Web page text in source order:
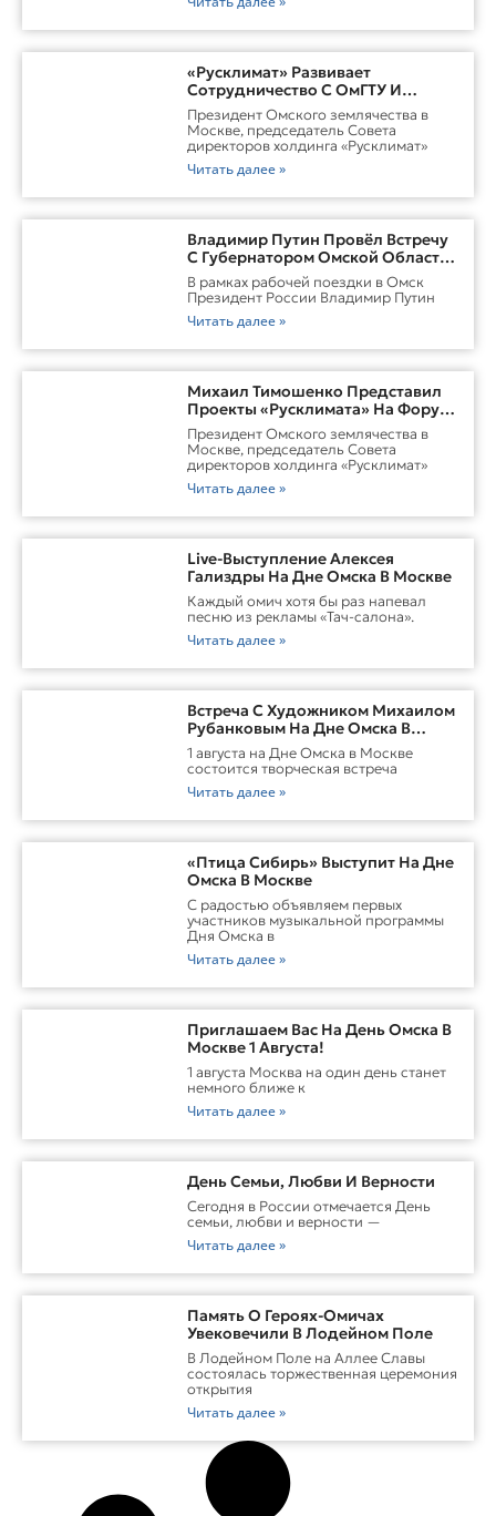
«Русклимат» Развивает
Сотрудничество С ОмГТУ И
Участвует В Обновлении
Городской Среды Омска
Президент Омского землячества в
Москве, председатель Совета
директоров холдинга «Русклимат»
Читать далее »
Владимир Путин Провёл Встречу
С Губернатором Омской Области
Виталием ХоценкоИсточник
В рамках рабочей поездки в Омск
Президент России Владимир Путин
Читать далее »
Михаил Тимошенко Представил
Проекты «Русклимата» На Форуме
России И Казахстана
Президент Омского землячества в
Москве, председатель Совета
директоров холдинга «Русклимат»
Читать далее »
Live-Выступление Алексея
Гализдры На Дне Омска В Москве
Каждый омич хотя бы раз напевал
песню из рекламы «Тач-салона».
Читать далее »
Встреча С Художником Михаилом
Рубанковым На Дне Омска В
Москве
1 августа на Дне Омска в Москве
состоится творческая встреча
Читать далее »
«Птица Сибирь» Выступит На Дне
Омска В Москве
С радостью объявляем первых
участников музыкальной программы
Дня Омска в
Читать далее »
Приглашаем Вас На День Омска В
Москве 1 Августа!
1 августа Москва на один день станет
немного ближе к
Читать далее »
День Семьи, Любви И Верности
Сегодня в России отмечается День
семьи, любви и верности —
Читать далее »
Память О Героях-Омичах
Увековечили В Лодейном Поле
В Лодейном Поле на Аллее Славы
состоялась торжественная церемония
открытия
Читать далее »